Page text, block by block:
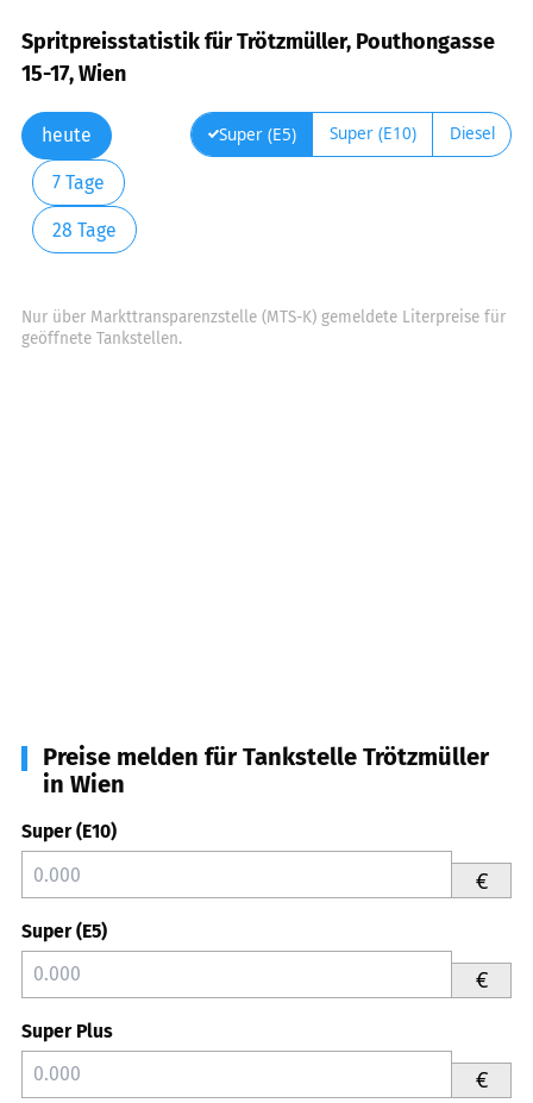
Spritpreisstatistik für Trötzmüller, Pouthongasse
15-17, Wien
heute
7 Tage
28 Tage
Super (E5) Super (E10) Diesel
Nur über Markttransparenzstelle (MTS-K) gemeldete Literpreise für
geöffnete Tankstellen.
Preise melden für Tankstelle Trötzmüller
in Wien
Super (E10)
€
Super (E5)
€
Super Plus
€